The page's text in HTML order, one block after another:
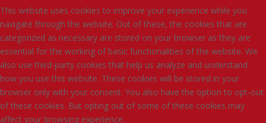
This website uses cookies to improve your experience while you
navigate through the website. Out of these, the cookies that are
categorized as necessary are stored on your browser as they are
essential for the working of basic functionalities of the website. We
also use third-party cookies that help us analyze and understand
how you use this website. These cookies will be stored in your
browser only with your consent. You also have the option to opt-out
of these cookies. But opting out of some of these cookies may
affect your browsing experience.